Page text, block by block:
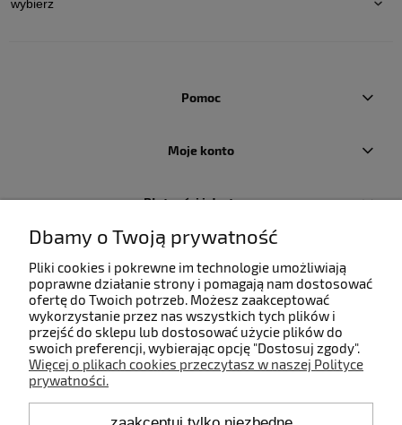
Pomoc
Moje konto
Płatności i dostawa
O nas
Kontakt
Dbamy o Twoją prywatność
Pliki cookies i pokrewne im technologie umożliwiają
poprawne działanie strony i pomagają nam dostosować
ofertę do Twoich potrzeb. Możesz zaakceptować
wykorzystanie przez nas wszystkich tych plików i
przejść do sklepu lub dostosować użycie plików do
swoich preferencji, wybierając opcję "Dostosuj zgody".
Więcej o plikach cookies przeczytasz w naszej Polityce
prywatności.